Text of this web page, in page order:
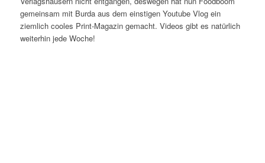
gemeinsam mit Burda aus dem einstigen Youtube Vlog ein
ziemlich cooles Print-Magazin gemacht. Videos gibt es natürlich
weiterhin jede Woche!